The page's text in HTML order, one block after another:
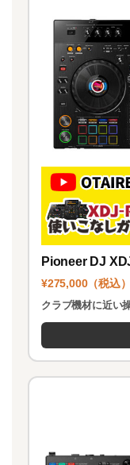
Pioneer DJ
¥275,000（税込）
クラブ機材に近い